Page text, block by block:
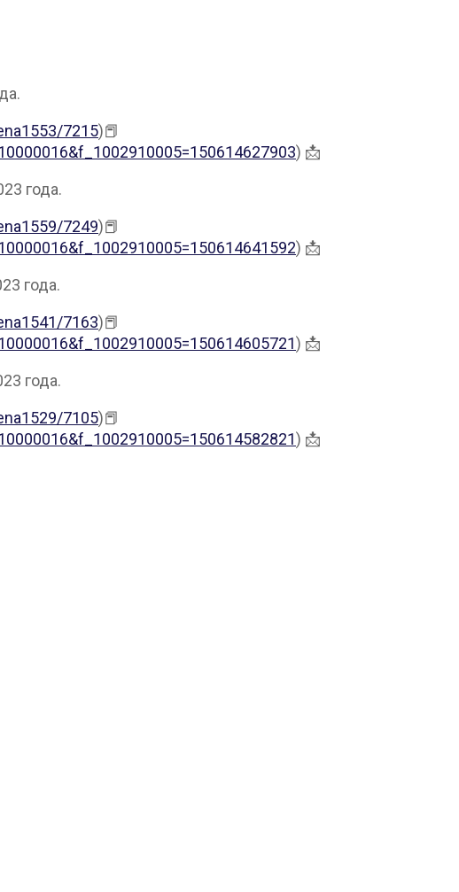
7215)📕
) 📩
года.
7249)📕
) 📩
года.
7163)📕
) 📩
года.
7105)📕
) 📩